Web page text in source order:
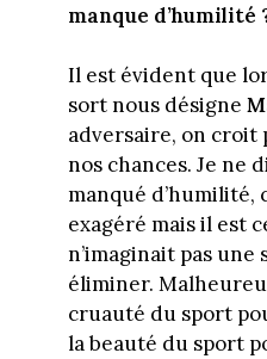
manque d’humilité
Il est évident que
sort nous désigne
adversaire, on croit
nos chances. Je ne
manqué d’humilité,
exagéré mais il est
n’imaginait pas une
éliminer.
cruauté du sport
la beauté du sport